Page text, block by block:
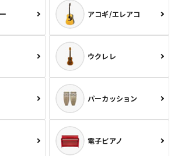
アコギ/エレアコ
ウクレレ
パーカッション
電子ピアノ